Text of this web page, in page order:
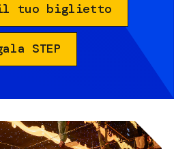
il tuo biglietto
STEP